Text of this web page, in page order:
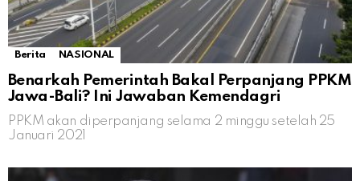
Berita NASIONAL
Benarkah Pemerintah Bakal Perpanjang PPKM
Jawa-Bali? Ini Jawaban Kemendagri
PPKM akan diperpanjang selama 2 minggu setelah 25
Januari 2021